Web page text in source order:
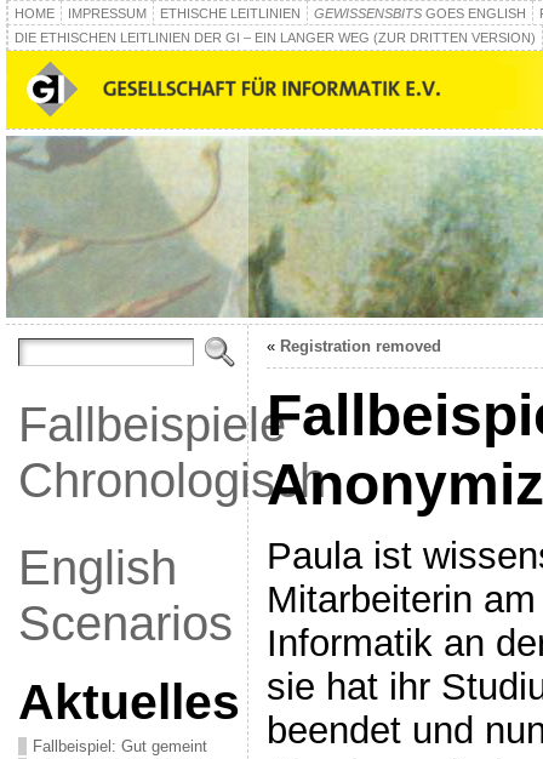
HOME IMPRESSUM ETHISCHE LEITLINIEN GEWISSENSBITSGOES ENGLISH
DIE ETHISCHEN LEITLINIEN DER GI – EIN LANGER WEG (ZUR DRITTEN VERSION)
Fallbeispiele
Chronologisch
English
Scenarios
Aktuelles
Fallbeispiel: Gut gemeint
« Registration removed
Paula ist
Mitarbeiterin
Informatik an
sie hat ihr
beendet und